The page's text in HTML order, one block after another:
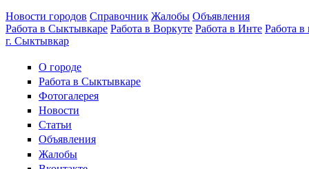
Новости городов Справочник Жалобы Объявления
Работа в Сыктывкаре Работа в Воркуте Работа в Инте Работа в
г. Сыктывкар
О городе
Работа в Сыктывкаре
Фотогалерея
Новости
Статьи
Объявления
Жалобы